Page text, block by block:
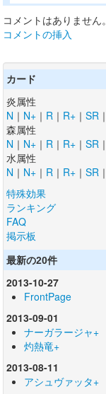
コメントはありません。
コメントの挿入
カード
炎属性
N ｜ N+ ｜ R ｜ R+ ｜ SR ｜
森属性
N ｜ N+ ｜ R ｜ R+ ｜ SR ｜
水属性
N ｜ N+ ｜ R ｜ R+ ｜ SR ｜
特殊効果
ランキング
FAQ
掲示板
最新の20件
2013-10-27
FrontPage
2013-09-01
ナーガラージャ+
灼熱竜+
2013-08-11
アシュヴァッタ+